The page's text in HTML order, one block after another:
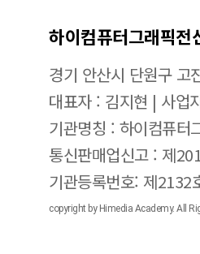
하이컴퓨터그래픽전
경기 안산시 단원구 고
대표자 : 김지현 | 사업
기관명칭 : 하이컴퓨터
통신판매업신고 : 제
기관등록번호: 제2132
copyright by Himedia Academy. All